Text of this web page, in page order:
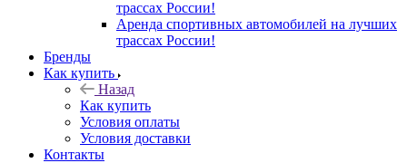
трассах России!
Аренда спортивных автомобилей на лучших
трассах России!
Бренды
Как купить
Назад
Как купить
Условия оплаты
Условия доставки
Контакты